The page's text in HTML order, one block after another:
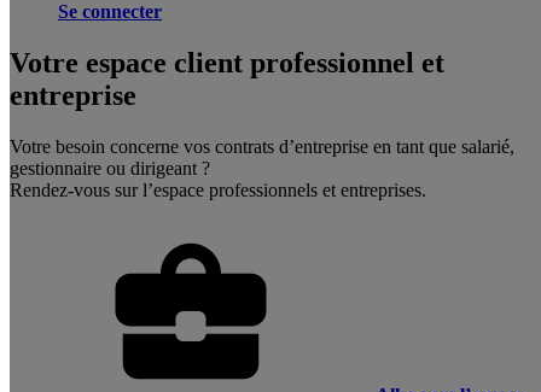
Se connecter
Votre espace client professionnel et
entreprise
Votre besoin concerne vos contrats d’entreprise en tant que salarié,
gestionnaire ou dirigeant ?
Rendez-vous sur l’espace professionnels et entreprises.